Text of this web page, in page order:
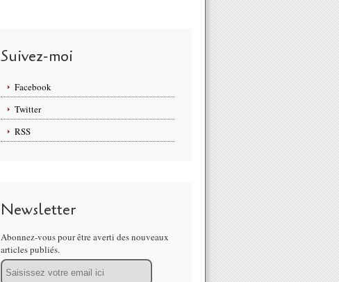
Suivez-moi
Facebook
Twitter
RSS
Newsletter
Abonnez-vous pour être averti des nouveaux
articles publiés.
Email